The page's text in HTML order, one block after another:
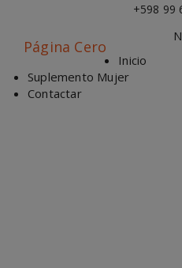
+598 99
Página Cero
Inicio
Suplemento Mujer
Contactar